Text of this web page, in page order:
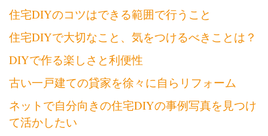
住宅DIYのコツはできる範囲で行うこと
住宅DIYで大切なこと、気をつけるべきことは？
DIYで作る楽しさと利便性
古い一戸建ての貸家を徐々に自らリフォーム
ネットで自分向きの住宅DIYの事例写真を見つけ
て活かしたい